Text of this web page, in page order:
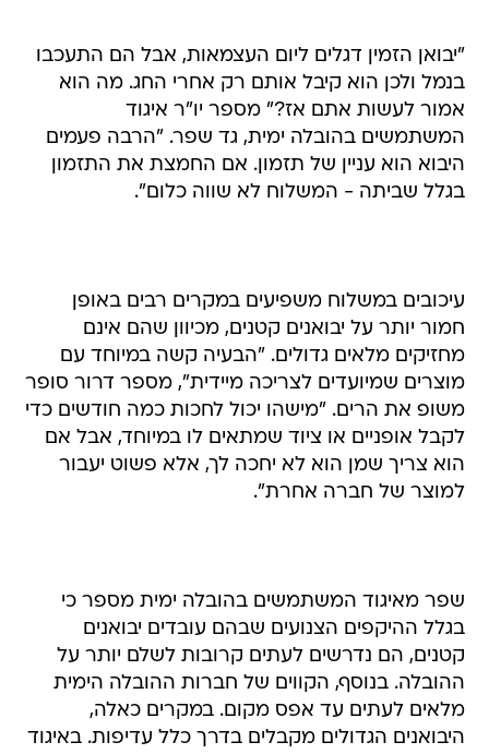
"יבואן הזמין דגלים ליום העצמאות, אבל הם התעכבו
בנמל ולכן הוא קיבל אותם רק אחרי החג. מה הוא
אמור לעשות אתם אז?" מספר יו"ר איגוד
המשתמשים בהובלה ימית, גד שפר. "הרבה פעמים
היבוא הוא עניין של תזמון. אם החמצת את התזמון
בגלל שביתה - המשלוח לא שווה כלום".
עיכובים במשלוח משפיעים במקרים רבים באופן
חמור יותר על יבואנים קטנים, מכיוון שהם אינם
מחזיקים מלאים גדולים. "הבעיה קשה במיוחד עם
מוצרים שמיועדים לצריכה מיידית", מספר דרור סופר
משופ את הרים. "מישהו יכול לחכות כמה חודשים כדי
לקבל אופניים או ציוד שמתאים לו במיוחד, אבל אם
הוא צריך שמן הוא לא יחכה לך, אלא פשוט יעבור
למוצר של חברה אחרת".
שפר מאיגוד המשתמשים בהובלה ימית מספר כי
בגלל ההיקפים הצנועים שבהם עובדים יבואנים
קטנים, הם נדרשים לעתים קרובות לשלם יותר על
ההובלה. בנוסף, הקווים של חברות ההובלה הימית
מלאים לעתים עד אפס מקום. במקרים כאלה,
היבואנים הגדולים מקבלים בדרך כלל עדיפות. באיגוד